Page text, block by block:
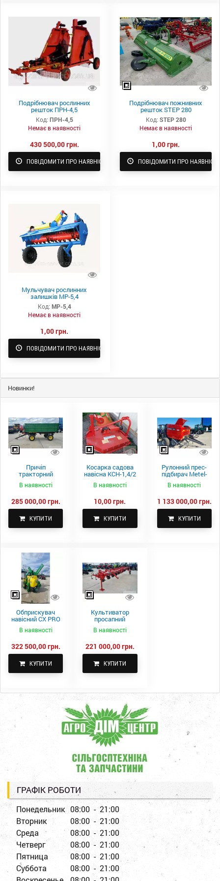
Подрібнювач рослинних
решток ПРН-4,5
Код: ПРН-4,5
Немає в наявності
430 500,00 грн.
ПОВІДОМИТИ ПРО НАЯВНІСТЬ
Подрібнювач пожнивних
решток STEP 280
Код: STEP 280
Немає в наявності
1,00 грн.
ПОВІДОМИТИ ПРО
Мульчувач рослинних
залишків МР-5,4
Код: МР-5,4
Немає в наявності
1,00 грн.
ПОВІДОМИТИ ПРО НАЯВНІСТЬ
Новинки!
Причіп
тракторний
самоскидний
Spike 2 ПТС-4
В наявності
285 000,00 грн.
КУПИТИ
Косарка садова
навісна КСН-1,4/2
В наявності
10,00 грн.
КУПИТИ
Рулонний прес-
підбирач Metel-
Fach Z 587
В наявності
1 133 000,00 грн.
КУПИТИ
Обприскувач
навісний CX PRO
В наявності
322 500,00 грн.
КУПИТИ
Культиватор
просапний
КПН-5,6-05
В наявності
221 000,00 грн.
КУПИТИ
ГРАФІК РОБОТИ
Понедельник 08:00 - 21:00
Вторник
08:00 - 21:00
Среда
08:00 - 21:00
Четверг
08:00 - 21:00
Пятница
08:00 - 21:00
Суббота
08:00 - 21:00